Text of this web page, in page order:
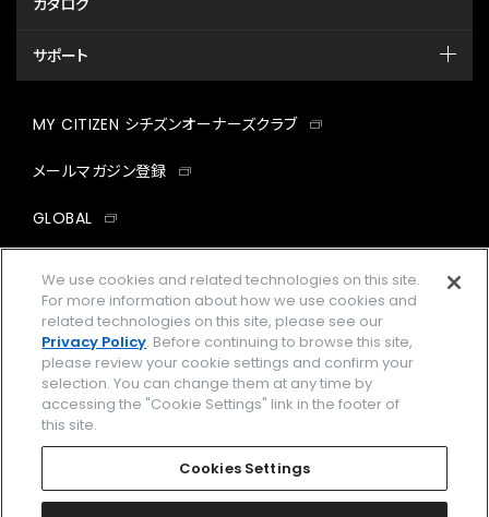
カタログ
サポート
MY CITIZEN シチズンオーナーズクラブ
メールマガジン登録
GLOBAL
facebookinstagramtwitter
企業情報 ご利用規約
プライバシーポリシー Cookies Settings
Amazon PayはAmazon.com, Inc.またはその関連会社の商標です。
We use cookies and related technologies on this site.
For more information about how we use cookies and
related technologies on this site, please see our
Privacy Policy. Before continuing to browse this site,
please review your cookie settings and confirm your
selection. You can change them at any time by
accessing the "Cookie Settings" link in the footer of
this site.
Cookies Settings